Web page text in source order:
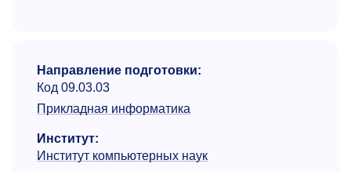
Направление подготовки:
Код 09.03.03
Прикладная информатика
Институт:
Институт компьютерных наук